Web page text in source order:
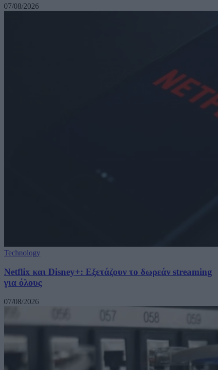
07/08/2026
Technology
Netflix και Disney+: Εξετάζουν το δωρεάν streaming
για όλους
07/08/2026